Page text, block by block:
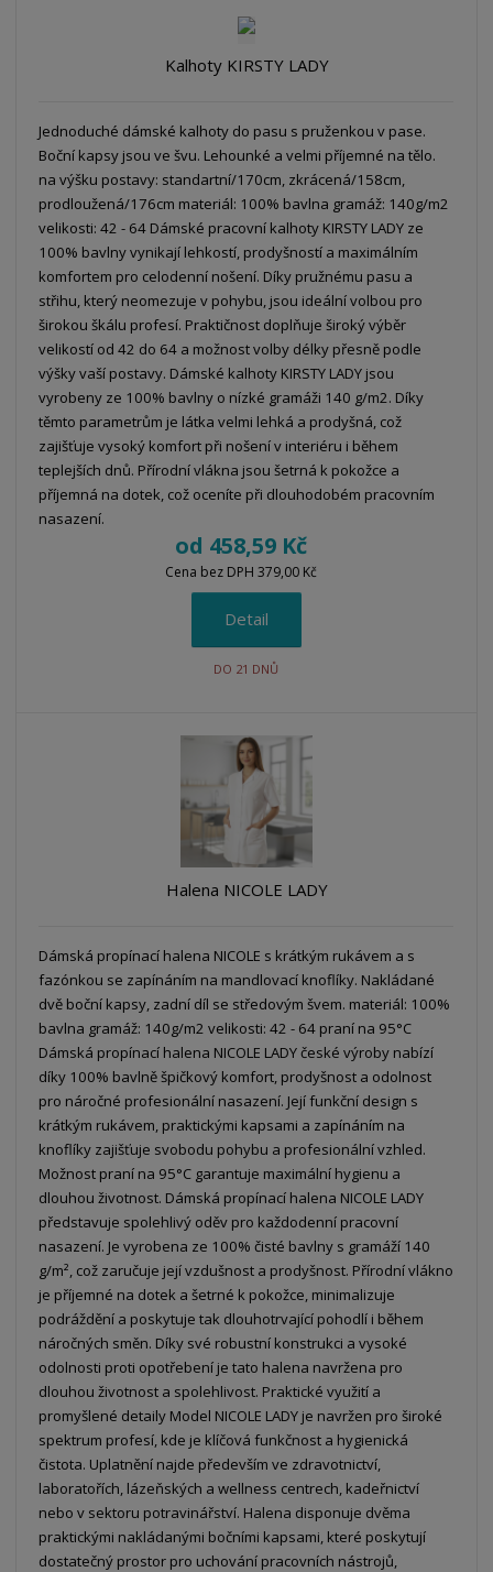
Kalhoty KIRSTY LADY
Jednoduché dámské kalhoty do pasu s pruženkou v pase.
Boční kapsy jsou ve švu. Lehounké a velmi příjemné na tělo.
na výšku postavy: standartní/170cm, zkrácená/158cm,
prodloužená/176cm materiál: 100% bavlna gramáž: 140g/m2
velikosti: 42 - 64 Dámské pracovní kalhoty KIRSTY LADY ze
100% bavlny vynikají lehkostí, prodyšností a maximálním
komfortem pro celodenní nošení. Díky pružnému pasu a
střihu, který neomezuje v pohybu, jsou ideální volbou pro
širokou škálu profesí. Praktičnost doplňuje široký výběr
velikostí od 42 do 64 a možnost volby délky přesně podle
výšky vaší postavy. Dámské kalhoty KIRSTY LADY jsou
vyrobeny ze 100% bavlny o nízké gramáži 140 g/m2. Díky
těmto parametrům je látka velmi lehká a prodyšná, což
zajišťuje vysoký komfort při nošení v interiéru i během
teplejších dnů. Přírodní vlákna jsou šetrná k pokožce a
příjemná na dotek, což oceníte při dlouhodobém pracovním
nasazení.
od 458,59 Kč
Cena bez DPH 379,00 Kč
Detail
DO 21 DNŮ
Halena NICOLE LADY
Dámská propínací halena NICOLE s krátkým rukávem a s
fazónkou se zapínáním na mandlovací knoflíky. Nakládané
dvě boční kapsy, zadní díl se středovým švem. materiál: 100%
bavlna gramáž: 140g/m2 velikosti: 42 - 64 praní na 95°C
Dámská propínací halena NICOLE LADY české výroby nabízí
díky 100% bavlně špičkový komfort, prodyšnost a odolnost
pro náročné profesionální nasazení. Její funkční design s
krátkým rukávem, praktickými kapsami a zapínáním na
knoflíky zajišťuje svobodu pohybu a profesionální vzhled.
Možnost praní na 95°C garantuje maximální hygienu a
dlouhou životnost. Dámská propínací halena NICOLE LADY
představuje spolehlivý oděv pro každodenní pracovní
nasazení. Je vyrobena ze 100% čisté bavlny s gramáží 140
g/m², což zaručuje její vzdušnost a prodyšnost. Přírodní vlákno
je příjemné na dotek a šetrné k pokožce, minimalizuje
podráždění a poskytuje tak dlouhotrvající pohodlí i během
náročných směn. Díky své robustní konstrukci a vysoké
odolnosti proti opotřebení je tato halena navržena pro
dlouhou životnost a spolehlivost. Praktické využití a
promyšlené detaily Model NICOLE LADY je navržen pro široké
spektrum profesí, kde je klíčová funkčnost a hygienická
čistota. Uplatnění najde především ve zdravotnictví,
laboratořích, lázeňských a wellness centrech, kadeřnictví
nebo v sektoru potravinářství. Halena disponuje dvěma
praktickými nakládanými bočními kapsami, které poskytují
dostatečný prostor pro uchování pracovních nástrojů,